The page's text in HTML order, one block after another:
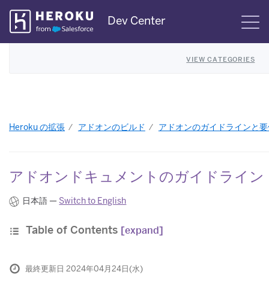
Skip
Navigation
Dev Center
VIEW CATEGORIES
Heroku の拡張 アドオンのビルド アドオンのガイドラインと
アドオンドキュメントのガイドライン
日本語 — Switch to English
Table of Contents [expand]
最終更新日 2024年04月24日(水)